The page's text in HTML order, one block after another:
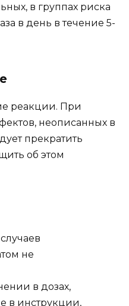
в группах риска
в день в течение 5-
реакции. При
неописанных в
прекратить
об этом
не
в дозах,
в инструкции,